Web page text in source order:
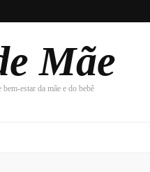
Mãe
estar da mãe e do bebê